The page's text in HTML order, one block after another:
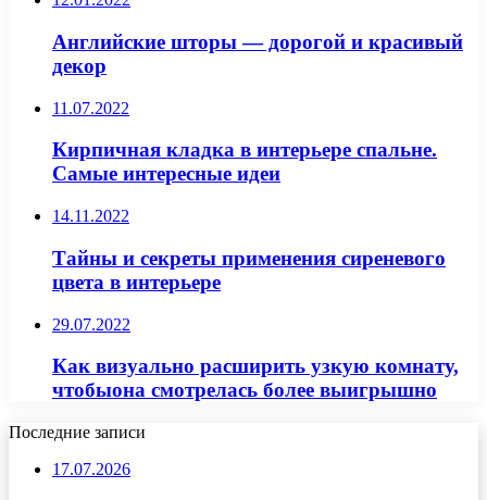
Английские шторы — дорогой и красивый
декор
11.07.2022
Кирпичная кладка в интерьере спальне.
Самые интересные идеи
14.11.2022
Тайны и секреты применения сиреневого
цвета в интерьере
29.07.2022
Как визуально расширить узкую комнату,
чтобыона смотрелась более выигрышно
Последние записи
17.07.2026